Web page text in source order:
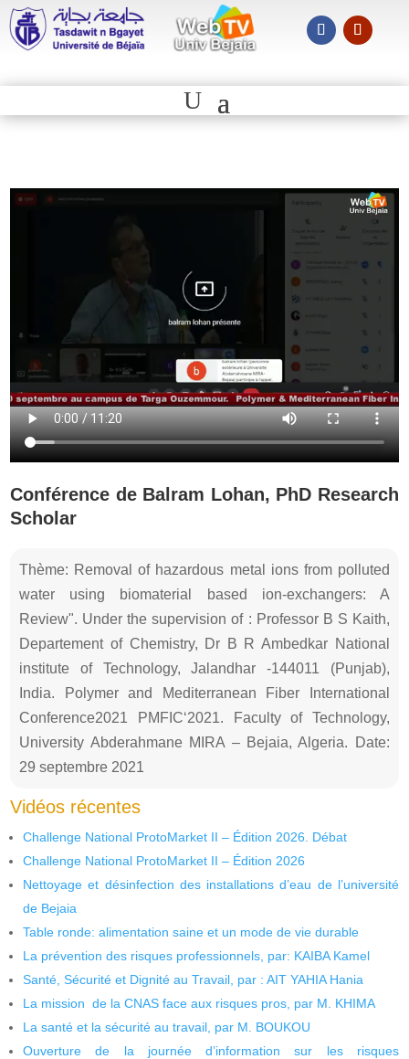
Conférence de Balram Lohan, PhD Research
Scholar
Thème: Removal of hazardous metal ions from polluted
water using biomaterial based ion-exchangers: A
Review". Under the supervision of : Professor B S Kaith,
Departement of Chemistry, Dr B R Ambedkar National
institute of Technology, Jalandhar -144011 (Punjab),
India. Polymer and Mediterranean Fiber International
Conference2021 PMFIC‘2021. Faculty of Technology,
University Abderahmane MIRA – Bejaia, Algeria. Date:
29 septembre 2021
Vidéos récentes
Challenge National ProtoMarket II – Édition 2026. Débat
Challenge National ProtoMarket II – Édition 2026
Nettoyage et désinfection des installations d’eau de l’université
de Bejaia
Table ronde: alimentation saine et un mode de vie durable
La prévention des risques professionnels, par: KAIBA Kamel
Santé, Sécurité et Dignité au Travail, par : AIT YAHIA Hania
La mission de la CNAS face aux risques pros, par M. KHIMA
La santé et la sécurité au travail, par M. BOUKOU
Ouverture de la journée d’information sur les risques